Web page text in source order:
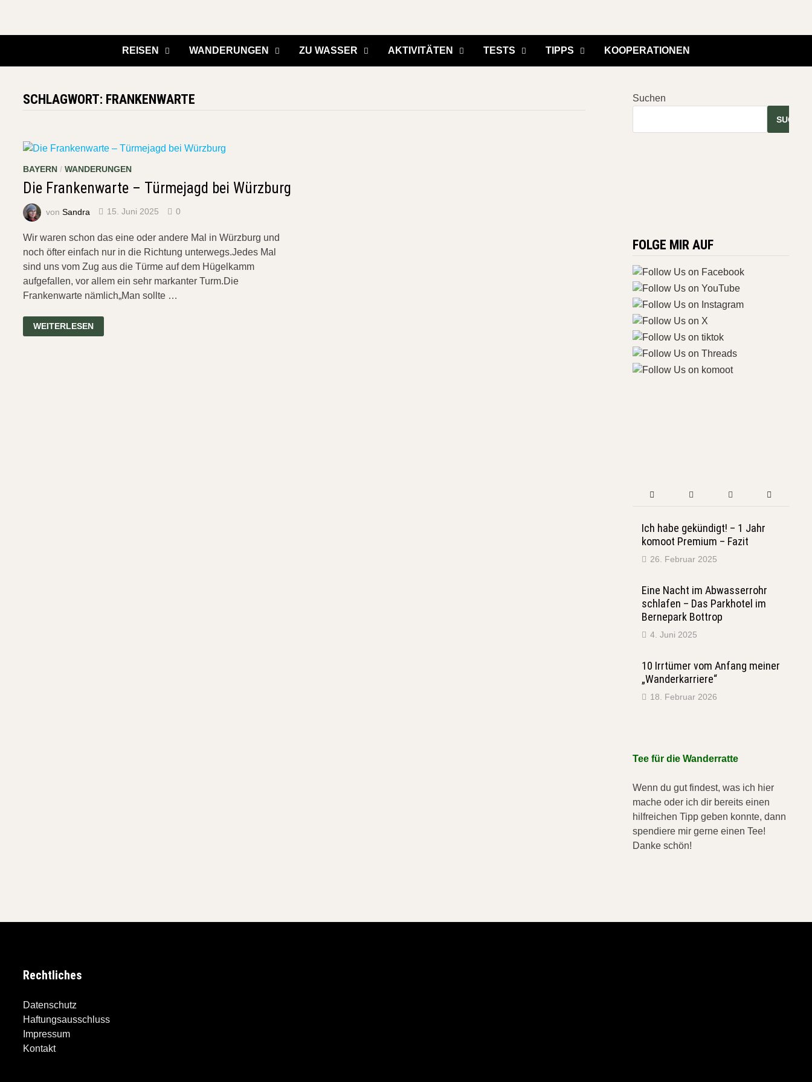
Inhalt
REISEN
WANDERUNGEN ZU WASSER AKTIVITÄTEN TESTS TIPPS KOOPERATIONEN
SCHLAGWORT: FRANKENWARTE
BAYERN /WANDERUNGEN
Die Frankenwarte – Türmejagd bei Würzburg
vonSandra 15. Juni 2025 0
Wir waren schon das eine oder andere Mal in Würzburg und
noch öfter einfach nur in die Richtung unterwegs.Jedes Mal
sind uns vom Zug aus die Türme auf dem Hügelkamm
aufgefallen, vor allem ein sehr markanter Turm.Die
Frankenwarte nämlich„Man sollte …
DIE
FRANKENWARTE
WEITERLESEN
Suchen
SUCHEN
FOLGE MIR AUF
Ich habe gekündigt! – 1 Jahr
komoot Premium – Fazit
26. Februar 2025
Eine Nacht im Abwasserrohr
schlafen – Das Parkhotel im
Bernepark Bottrop
4. Juni 2025
10 Irrtümer vom Anfang meiner
„Wanderkarriere“
18. Februar 2026
Tee für die Wanderratte
Wenn du gut findest, was ich hier
mache oder ich dir bereits einen
hilfreichen Tipp geben konnte, dann
spendiere mir gerne einen Tee!
Danke schön!
Rechtliches
Datenschutz
Haftungsausschluss
Impressum
Kontakt